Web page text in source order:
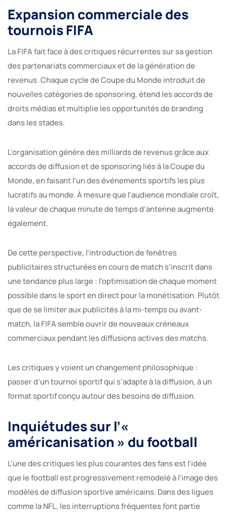
Expansion commerciale des
tournois FIFA
La FIFA fait face à des critiques récurrentes sur sa gestion
des partenariats commerciaux et de la génération de
revenus. Chaque cycle de Coupe du Monde introduit de
nouvelles catégories de sponsoring, étend les accords de
droits médias et multiplie les opportunités de branding
dans les stades.
L’organisation génère des milliards de revenus grâce aux
accords de diffusion et de sponsoring liés à la Coupe du
Monde, en faisant l’un des événements sportifs les plus
lucratifs au monde. À mesure que l’audience mondiale croît,
la valeur de chaque minute de temps d’antenne augmente
également.
De cette perspective, l’introduction de fenêtres
publicitaires structurées en cours de match s’inscrit dans
une tendance plus large : l’optimisation de chaque moment
possible dans le sport en direct pour la monétisation. Plutôt
que de se limiter aux publicités à la mi-temps ou avant-
match, la FIFA semble ouvrir de nouveaux créneaux
commerciaux pendant les diffusions actives des matchs.
Les critiques y voient un changement philosophique :
passer d’un tournoi sportif qui s’adapte à la diffusion, à un
format sportif conçu autour des besoins de diffusion.
Inquiétudes sur l’«
américanisation » du football
L’une des critiques les plus courantes des fans est l’idée
que le football est progressivement remodelé à l’image des
modèles de diffusion sportive américains. Dans des ligues
comme la NFL, les interruptions fréquentes font partie